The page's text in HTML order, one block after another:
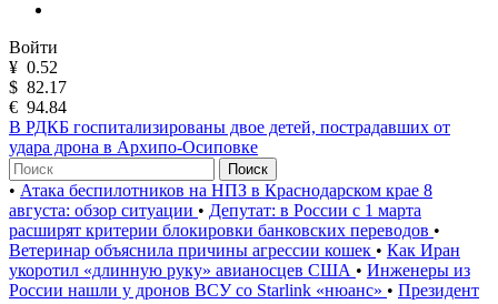
Войти
¥ 0.52
$ 82.17
€ 94.84
В РДКБ госпитализированы двое детей, пострадавших от
удара дрона в Архипо-Осиповке
Поиск
• Атака беспилотников на НПЗ в Краснодарском крае 8
августа: обзор ситуации • Депутат: в России с 1 марта
расширят критерии блокировки банковских переводов •
Ветеринар объяснила причины агрессии кошек • Как Иран
укоротил «длинную руку» авианосцев США • Инженеры из
России нашли у дронов ВСУ со Starlink «нюанс» • Президент